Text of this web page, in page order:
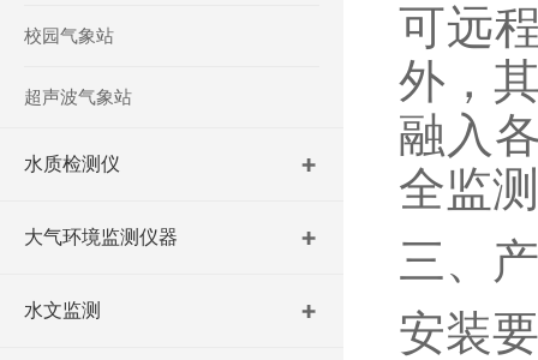
校园气象站
超声波气象站
水质检测仪
大气环境监测仪器
水文监测
可远
外，
融入
全监
三、
安装